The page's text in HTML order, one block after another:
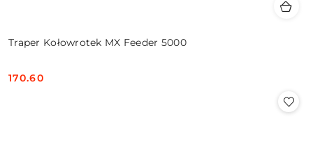
Traper Kołowrotek MX Feeder 5000
Cena:
170.60